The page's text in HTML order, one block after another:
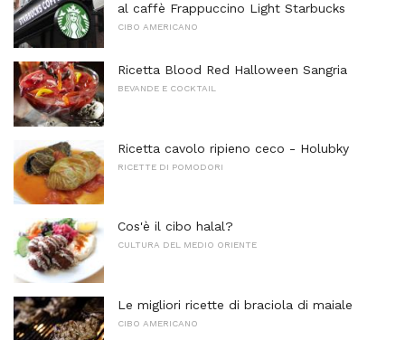
al caffè Frappuccino Light Starbucks
CIBO AMERICANO
Ricetta Blood Red Halloween Sangria
BEVANDE E COCKTAIL
Ricetta cavolo ripieno ceco - Holubky
RICETTE DI POMODORI
Cos'è il cibo halal?
CULTURA DEL MEDIO ORIENTE
Le migliori ricette di braciola di maiale
CIBO AMERICANO